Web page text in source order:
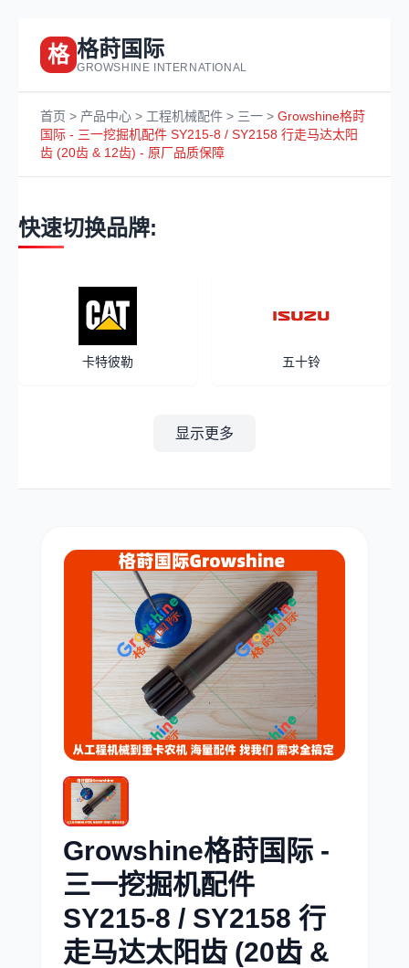
格 格莳国际
GROWSHINE INTERNATIONAL
首页 > 产品中心 > 工程机械配件 > 三一 > Growshine格莳
国际 - 三一挖掘机配件 SY215-8 / SY2158 行走马达太阳
齿 (20齿 & 12齿) - 原厂品质保障
快速切换品牌:
卡特彼勒 五十铃
其他 小松
沃尔沃 康明斯
日立 久保田
三菱
显示更多
Growshine格莳国际 -
三一挖掘机配件
SY215-8 / SY2158 行
走马达太阳齿 (20齿 &